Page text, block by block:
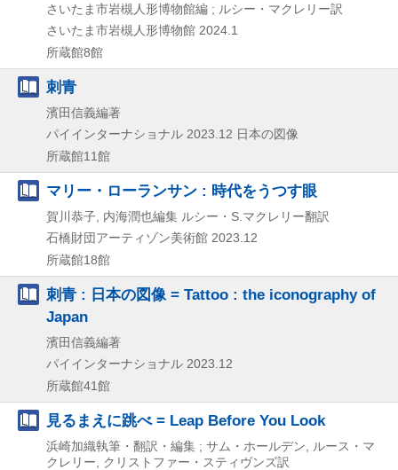
さいたま市岩槻人形博物館編 ; ルシー・マクレリー訳
さいたま市岩槻人形博物館 2024.1
所蔵館8館
刺青
濱田信義編著
パイインターナショナル 2023.12 日本の図像
所蔵館11館
マリー・ローランサン : 時代をうつす眼
賀川恭子, 内海潤也編集 ルシー・S.マクレリー翻訳
石橋財団アーティゾン美術館 2023.12
所蔵館18館
刺青 : 日本の図像 = Tattoo : the iconography of
Japan
濱田信義編著
パイインターナショナル 2023.12
所蔵館41館
見るまえに跳べ = Leap Before You Look
浜崎加織執筆・翻訳・編集 ; サム・ホールデン, ルース・マ
クレリー, クリストファー・スティヴンズ訳